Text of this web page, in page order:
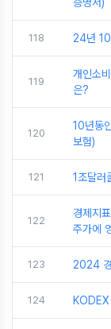
118 24년
119
개인소
은?
120
10년동
보험)
121 1조달러
122
경제지
주가에
123 2024 경
124 KODEX